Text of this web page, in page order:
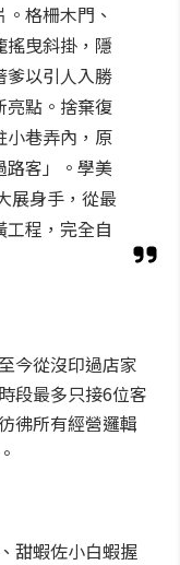
格柵木門、
搖曳斜掛，隱
爹以引人入勝
亮點。捨棄復
小巷弄內，原
路客」。學美
展身手，從最
程，完全自
今從沒印過店家
段最多只接6位客
彿所有經營邏輯
甜蝦佐小白蝦握